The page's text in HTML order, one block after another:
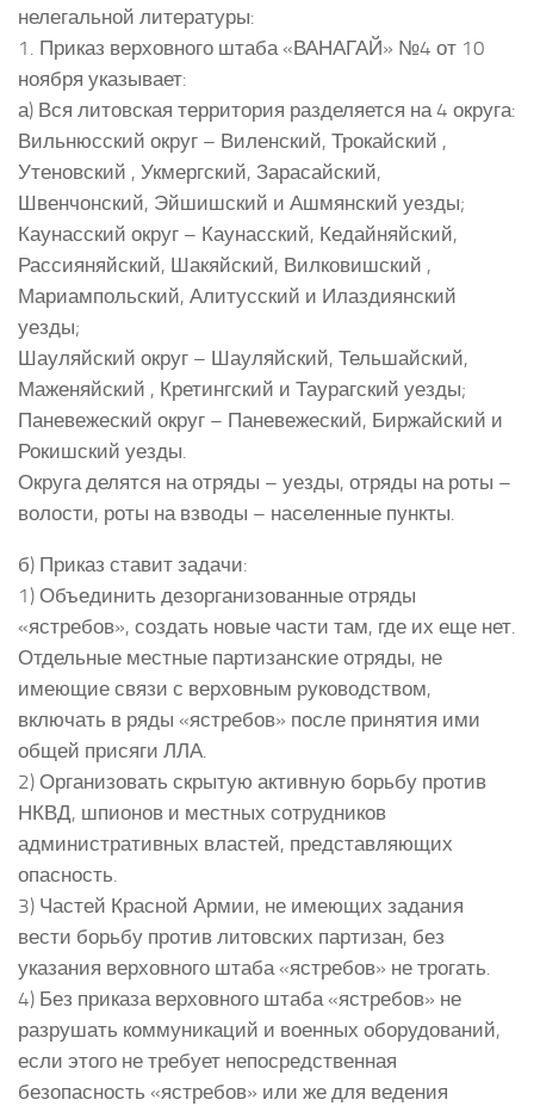
нелегальной литературы:
1. Приказ верховного штаба «ВАНАГАЙ» №4 от 10
ноября указывает:
а) Вся литовская территория разделяется на 4 округа:
Вильнюсский округ – Виленский, Трокайский ,
Утеновский , Укмергский, Зарасайский,
Швенчонский, Эйшишский и Ашмянский уезды;
Каунасский округ – Каунасский, Кедайняйский,
Рассияняйский, Шакяйский, Вилковишский ,
Мариампольский, Алитусский и Илаздиянский
уезды;
Шауляйский округ – Шауляйский, Тельшайский,
Маженяйский , Кретингский и Таурагский уезды;
Паневежеский округ – Паневежеский, Биржайский и
Рокишский уезды.
Округа делятся на отряды – уезды, отряды на роты –
волости, роты на взводы – населенные пункты.
б) Приказ ставит задачи:
1) Объединить дезорганизованные отряды
«ястребов», создать новые части там, где их еще нет.
Отдельные местные партизанские отряды, не
имеющие связи с верховным руководством,
включать в ряды «ястребов» после принятия ими
общей присяги ЛЛА.
2) Организовать скрытую активную борьбу против
НКВД, шпионов и местных сотрудников
административных властей, представляющих
опасность.
3) Частей Красной Армии, не имеющих задания
вести борьбу против литовских партизан, без
указания верховного штаба «ястребов» не трогать.
4) Без приказа верховного штаба «ястребов» не
разрушать коммуникаций и военных оборудований,
если этого не требует непосредственная
безопасность «ястребов» или же для ведения